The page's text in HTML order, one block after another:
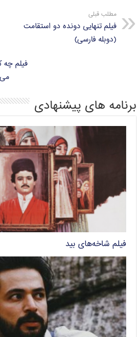
مطلب قبلی
فیلم تنهایی دونده دو استقامت
(دوبله فارسی)
فیلم چه
برنامه های پیشنهادی
فیلم شاخه‌های بید